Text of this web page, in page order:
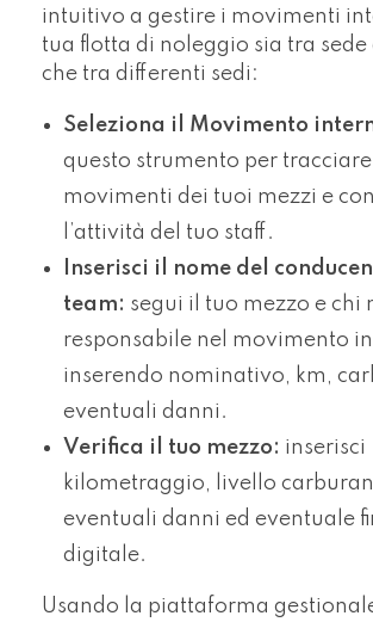
intuitivo a gestire i movimenti
tua flotta di noleggio sia tra sede
che tra differenti sedi:
Seleziona il Movimento
questo strumento per tracciare
movimenti dei tuoi mezzi e
l’attività del tuo staff.
Inserisci il nome del
team: segui il tuo mezzo e chi
responsabile nel movimento
inserendo nominativo, km,
eventuali danni.
Verifica il tuo mezzo: inserisci
kilometraggio, livello
eventuali danni ed eventuale
digitale.
Usando la piattaforma